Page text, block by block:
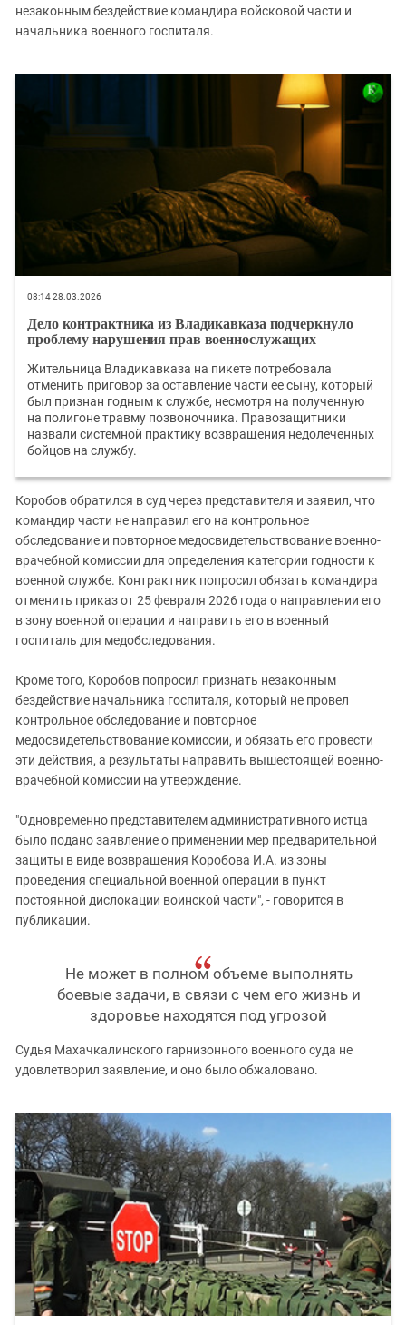
незаконным бездействие командира войсковой части и
начальника военного госпиталя.
08:14 28.03.2026
Дело контрактника из Владикавказа подчеркнуло
проблему нарушения прав военнослужащих
Жительница Владикавказа на пикете потребовала
отменить приговор за оставление части ее сыну, который
был признан годным к службе, несмотря на полученную
на полигоне травму позвоночника. Правозащитники
назвали системной практику возвращения недолеченных
бойцов на службу.
Коробов обратился в суд через представителя и заявил, что
командир части не направил его на контрольное
обследование и повторное медосвидетельствование военно-
врачебной комиссии для определения категории годности к
военной службе. Контрактник попросил обязать командира
отменить приказ от 25 февраля 2026 года о направлении его
в зону военной операции и направить его в военный
госпиталь для медобследования.
Кроме того, Коробов попросил признать незаконным
бездействие начальника госпиталя, который не провел
контрольное обследование и повторное
медосвидетельствование комиссии, и обязать его провести
эти действия, а результаты направить вышестоящей военно-
врачебной комиссии на утверждение.
"Одновременно представителем административного истца
было подано заявление о применении мер предварительной
защиты в виде возвращения Коробова И.А. из зоны
проведения специальной военной операции в пункт
постоянной дислокации воинской части", - говорится в
публикации.
Не может в полном объеме выполнять
боевые задачи, в связи с чем его жизнь и
здоровье находятся под угрозой
Судья Махачкалинского гарнизонного военного суда не
удовлетворил заявление, и оно было обжаловано.